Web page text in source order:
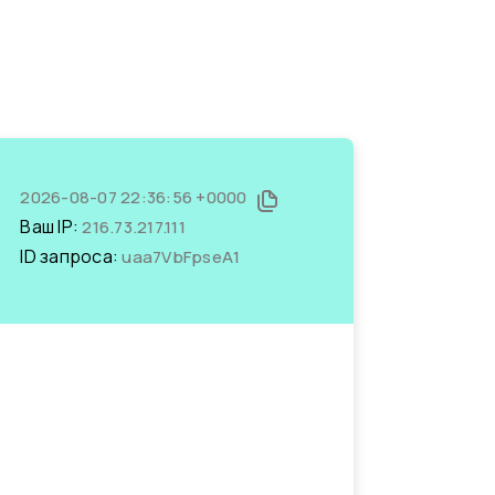
2026-08-07 22:36:56 +0000
Ваш IP:216.73.217.111
ID запроса:uaa7VbFpseA1